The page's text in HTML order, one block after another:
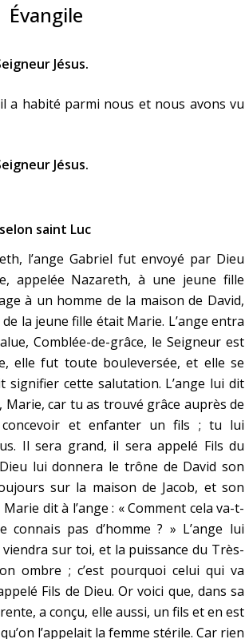
Évangile
Jésus.
a habité parmi nous et nous avons vu
Jésus.
saint Luc
l’ange Gabriel fut envoyé par Dieu
appelée Nazareth, à une jeune fille
à un homme de la maison de David,
la jeune fille était Marie. L’ange entra
Comblée-de-grâce, le Seigneur est
elle fut toute bouleversée, et elle se
signifier cette salutation. L’ange lui dit
Marie, car tu as trouvé grâce auprès de
et enfanter un fils ; tu lui
Il sera grand, il sera appelé Fils du
lui donnera le trône de David son
sur la maison de Jacob, et son
dit à l’ange : « Comment cela va-t-
pas d’homme ? » L’ange lui
viendra sur toi, et la puissance du Très-
ombre ; c’est pourquoi celui qui va
Fils de Dieu. Or voici que, dans sa
a conçu, elle aussi, un fils et en est
l’appelait la femme stérile. Car rien